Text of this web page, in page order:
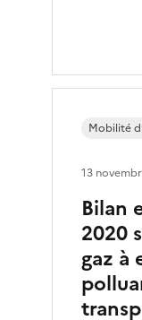
Bilan
2020
gaz à
Mobilité
13